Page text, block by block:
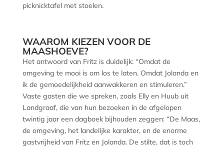
picknicktafel met stoelen.
WAAROM KIEZEN VOOR DE
MAASHOEVE?
Het antwoord van Fritz is duidelijk: “Omdat de
omgeving te mooi is om los te laten. Omdat Jolanda en
ik de gemoedelijkheid aanwakkeren en stimuleren.”
Vaste gasten die we spreken, zoals Elly en Huub uit
Landgraaf, die van hun bezoeken in de afgelopen
twintig jaar een dagboek bijhouden zeggen: “De Maas,
de omgeving, het landelijke karakter, en de enorme
gastvrijheid van Fritz en Jolanda. De stilte, dat is toch